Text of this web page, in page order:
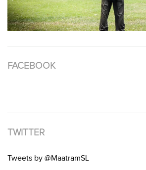
FACEBOOK
TWITTER
Tweets by @MaatramSL